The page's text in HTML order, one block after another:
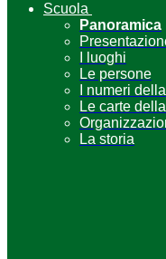
Scuola
Panoramica
I luoghi
Le persone
I numeri
Le carte
La storia